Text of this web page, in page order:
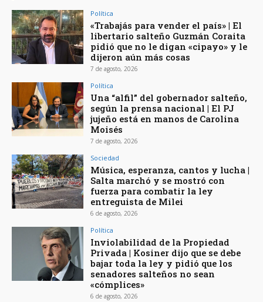
Política
«Trabajás para vender el país» | El
libertario salteño Guzmán Coraita
pidió que no le digan «cipayo» y le
dijeron aún más cosas
7 de agosto, 2026
Política
Una “alfil” del gobernador salteño,
según la prensa nacional | El PJ
jujeño está en manos de Carolina
Moisés
7 de agosto, 2026
Sociedad
Música, esperanza, cantos y lucha |
Salta marchó y se mostró con
fuerza para combatir la ley
entreguista de Milei
6 de agosto, 2026
Política
Inviolabilidad de la Propiedad
Privada | Kosiner dijo que se debe
bajar toda la ley y pidió que los
senadores salteños no sean
«cómplices»
6 de agosto, 2026